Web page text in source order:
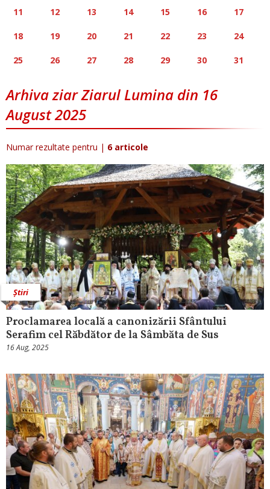
11 12 13 14 15 16 17
18 19 20 21 22 23 24
25 26 27 28 29 30 31
Arhiva ziar Ziarul Lumina din 16
August 2025
Numar rezultate pentru | 6 articole
Știri
Proclamarea locală a canonizării Sfântului
Serafim cel Răbdător de la Sâmbăta de Sus
16 Aug, 2025